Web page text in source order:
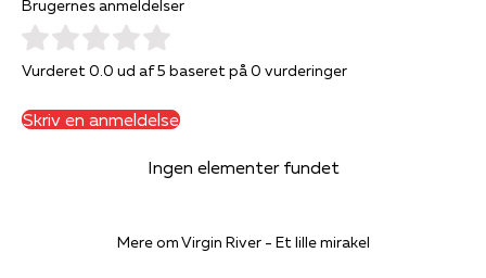
Brugernes anmeldelser
Vurderet 0.0 ud af 5 baseret på 0 vurderinger
Skriv en anmeldelse
Ingen elementer fundet
Mere om Virgin River - Et lille mirakel